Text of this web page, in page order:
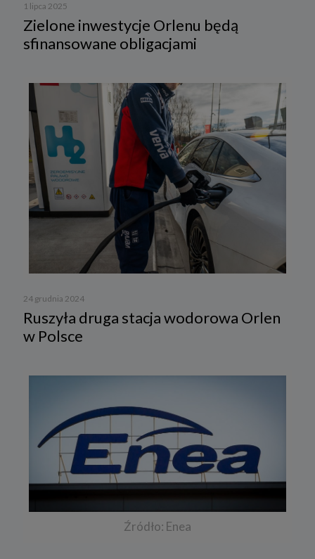
1 lipca 2025
Zielone inwestycje Orlenu będą
sfinansowane obligacjami
24 grudnia 2024
Ruszyła druga stacja wodorowa Orlen
w Polsce
Źródło: Enea